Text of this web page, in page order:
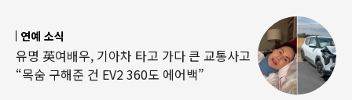
연예 소식
유명 英여배우, 기아차 타고 가다 큰 교통사고
“목숨 구해준 건 EV2 360도 에어백”